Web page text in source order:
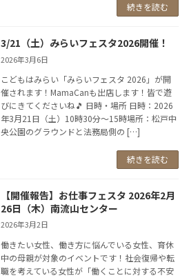
続きを読む
3/21（土）みらいフェスタ2026開催！
2026年3月6日
こどもはみらい「みらいフェスタ 2026」が開
催されます！MamaCanも出店します！皆で遊
びにきてくださいね🎵 日時・場所 日時：2026
年3月21日（土）10時30分～15時場所：松戸中
央公園のグラウンドと法務局側の […]
続きを読む
【開催報告】お仕事フェスタ 2026年2月
26日（木）南流山センター
2026年3月2日
働きたい女性、働き方に悩んでいる女性、育休
中の母親が対象のイベントです！社会復帰や転
職を考えている女性が「働くことに対する不安